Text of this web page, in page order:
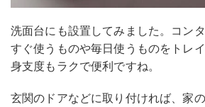
洗面台にも設置してみました。コン
すぐ使うものや毎日使うものをトレ
身支度もラクで便利ですね。
玄関のドアなどに取り付ければ、家